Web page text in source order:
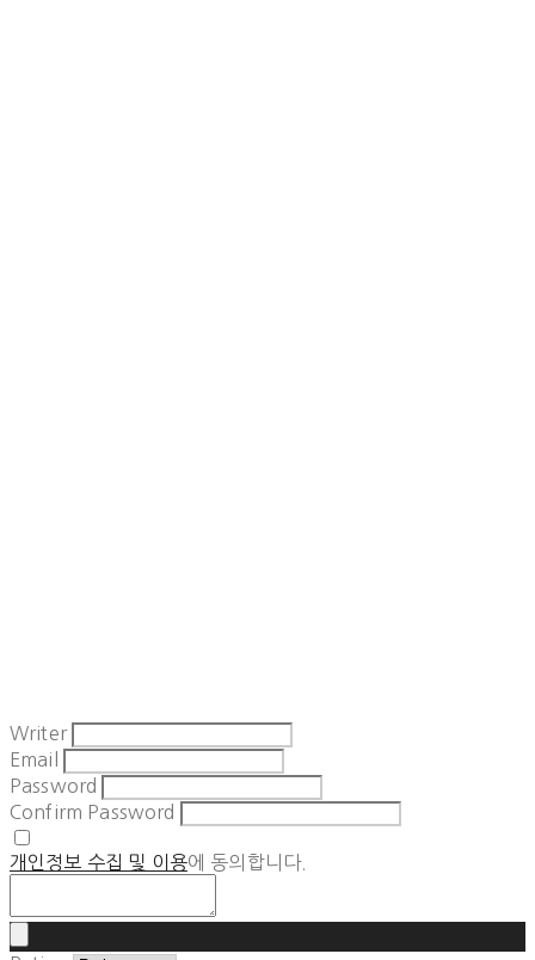
Writer
Email
Password
Confirm Password
개인정보 수집 및 이용에 동의합니다.